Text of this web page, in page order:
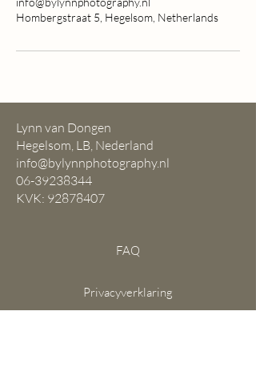
Hombergstraat 5, Hegelsom, Netherlands
Lynn van Dongen​
Hegelsom, LB, Nederland
info@bylynnphotography.nl
06-39238344
KVK: 92878407
FAQ
Privacyverklaring